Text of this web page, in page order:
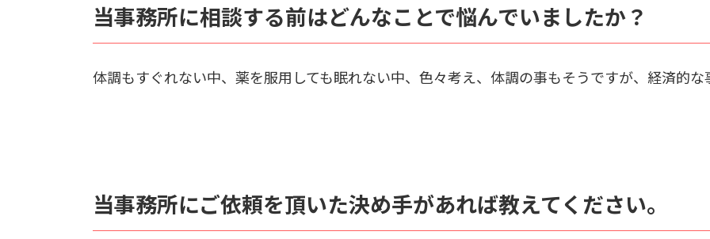
当事務所に相談する前はどんなことで悩んでいましたか？
体調もすぐれない中、薬を服用しても眠れない中、色々考え、体調の事もそうですが、経済的な
当事務所にご依頼を頂いた決め手があれば教えてください。